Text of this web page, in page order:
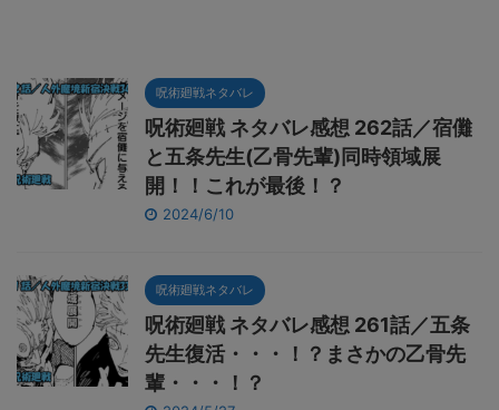
呪術廻戦ネタバレ
呪術廻戦 ネタバレ感想 262話／宿儺
と五条先生(乙骨先輩)同時領域展
開！！これが最後！？
2024/6/10
呪術廻戦ネタバレ
呪術廻戦 ネタバレ感想 261話／五条
先生復活・・・！？まさかの乙骨先
輩・・・！？